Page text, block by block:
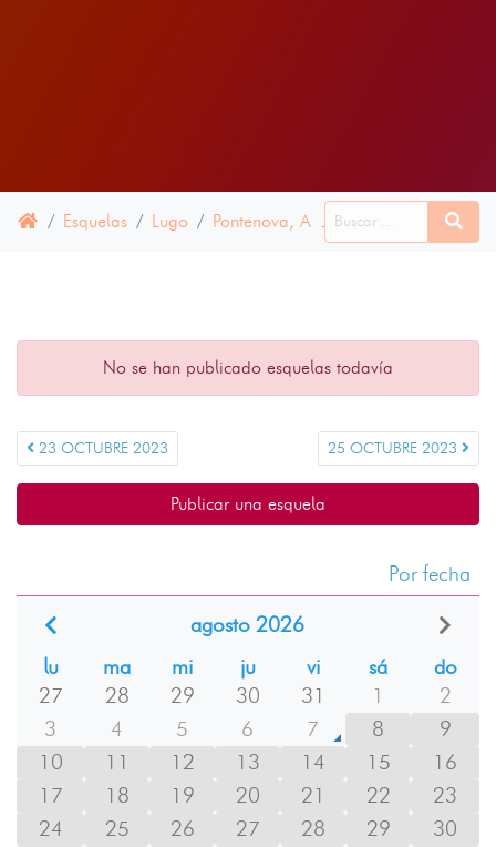
Esquelas Lugo Pontenova, A 24 OCTUBRE 2023
No se han publicado esquelas todavía
23 OCTUBRE 2023 25 OCTUBRE 2023
Publicar una esquela
Por fecha
agosto 2026
lu
ma mi ju vi sá
do
27
28 29 30 31 1
2
3
4 5 6 7 8
9
10
11 12 13 14 15
16
17
18 19 20 21 22
23
24
25 26 27 28 29
30